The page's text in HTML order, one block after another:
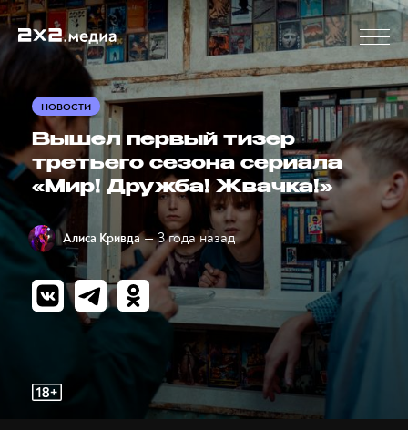
НОВОСТИ
Вышел первый тизер
третьего сезона сериала
«Мир! Дружба! Жвачка!»
Алиса Кривда — 3 года назад